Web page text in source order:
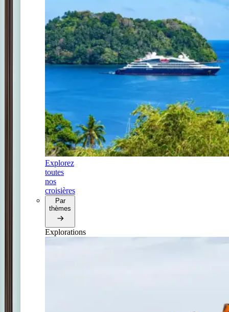
Explorez
toutes
nos
croisières
Par
thèmes
Explorations